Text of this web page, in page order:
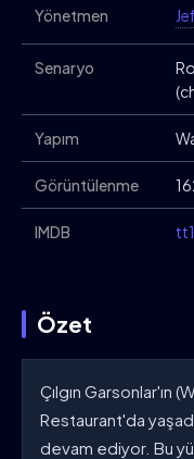
Yönetmen
Senaryo
Yapım
Görüntülenme
IMDB
Özet
Çılgın Garsonlar'ın
Restaurant'da
devam ediyor. Bu